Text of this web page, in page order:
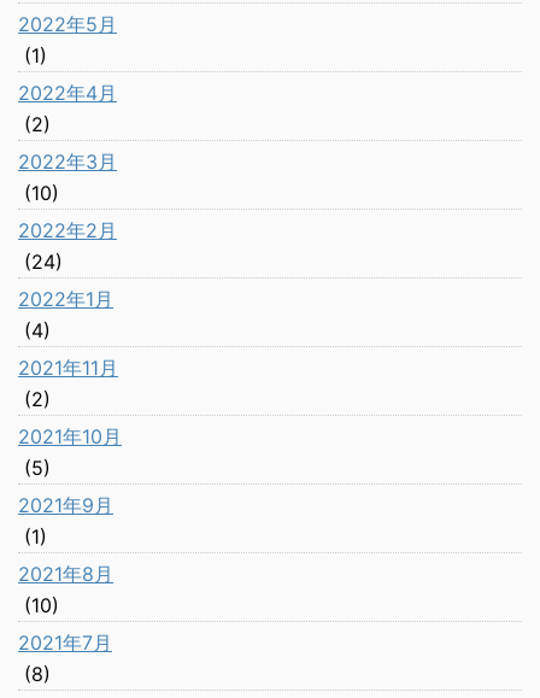
2022年5月
(1)
2022年4月
(2)
2022年3月
(10)
2022年2月
(24)
2022年1月
(4)
2021年11月
(2)
2021年10月
(5)
2021年9月
(1)
2021年8月
(10)
2021年7月
(8)